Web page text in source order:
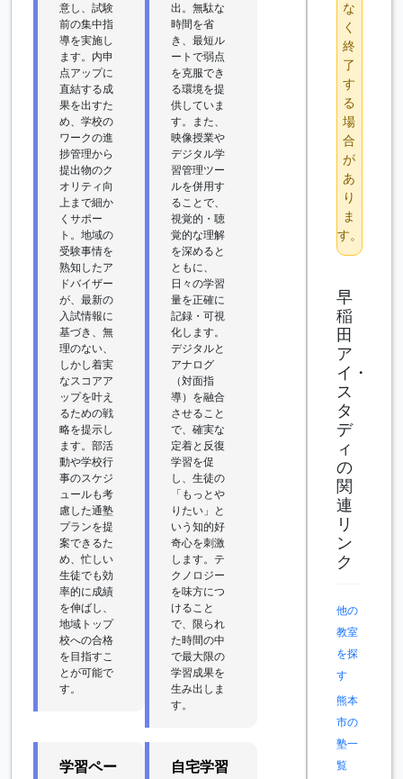
意し、試験
前の集中指
導を実施し
ます。内申
点アップに
直結する成
果を出すた
め、学校の
ワークの進
捗管理から
提出物のク
オリティ向
上まで細か
くサポー
ト。地域の
受験事情を
熟知したア
ドバイザー
が、最新の
入試情報に
基づき、無
理のない、
しかし着実
なスコアア
ップを叶え
るための戦
略を提示し
ます。部活
動や学校行
事のスケジ
ュールも考
慮した通塾
プランを提
案できるた
め、忙しい
生徒でも効
率的に成績
を伸ばし、
地域トップ
校への合格
を目指すこ
とが可能で
す。
出。無駄な
時間を省
き、最短ル
ートで弱点
を克服でき
る環境を提
供していま
す。また、
映像授業や
デジタル学
習管理ツー
ルを併用す
ることで、
視覚的・聴
覚的な理解
を深めると
ともに、
日々の学習
量を正確に
記録・可視
化します。
デジタルと
アナログ
（対面指
導）を融合
させること
で、確実な
定着と反復
学習を促
し、生徒の
「もっとや
りたい」と
いう知的好
奇心を刺激
します。テ
クノロジー
を味方につ
けること
で、限られ
た時間の中
で最大限の
学習成果を
生み出しま
す。
学習ペー
自宅学習
な
く
終
了
す
る
場
合
が
あ
り
ま
す。
早
稲
田
ア
イ・
ス
タ
デ
ィ
の
関
連
リ
ン
ク
他の
教室
を探
す
熊本
市の
塾一
覧